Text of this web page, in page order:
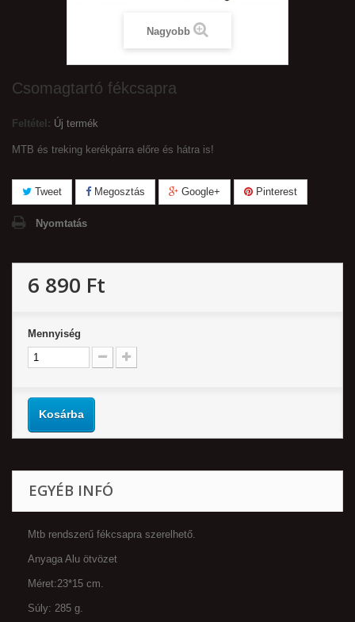
Nagyobb
Csomagtartó fékcsapra
Feltétel: Új termék
MTB és treking kerékpárra előre és hátra is!
Tweet Megosztás Google+ Pinterest
Nyomtatás
6 890 Ft‎
Mennyiség
Kosárba
EGYÉB INFÓ
Mtb rendszerű fékcsapra szerelhető.
Anyaga Alu ötvözet
Méret:23*15 cm.
Súly: 285 g.